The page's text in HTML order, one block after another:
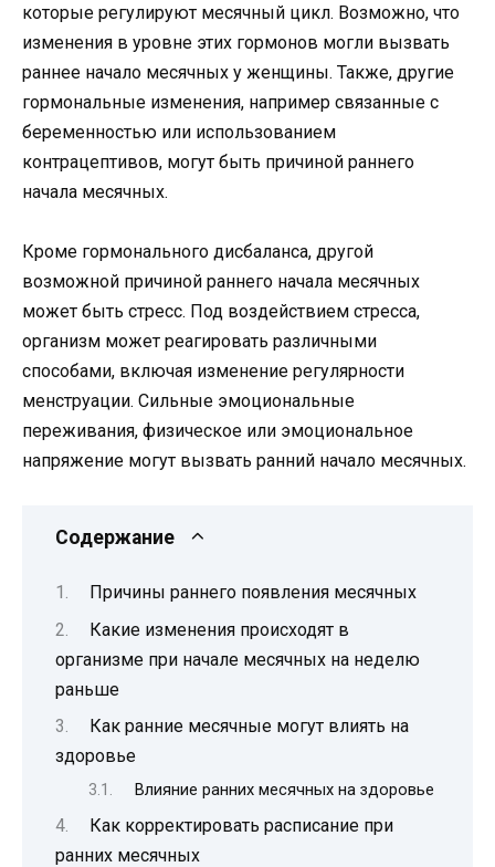
которые регулируют месячный цикл. Возможно, что
изменения в уровне этих гормонов могли вызвать
раннее начало месячных у женщины. Также, другие
гормональные изменения, например связанные с
беременностью или использованием
контрацептивов, могут быть причиной раннего
начала месячных.
Кроме гормонального дисбаланса, другой
возможной причиной раннего начала месячных
может быть стресс. Под воздействием стресса,
организм может реагировать различными
способами, включая изменение регулярности
менструации. Сильные эмоциональные
переживания, физическое или эмоциональное
напряжение могут вызвать ранний начало месячных.
Содержание
Причины раннего появления месячных
Какие изменения происходят в
организме при начале месячных на неделю
раньше
Как ранние месячные могут влиять на
здоровье
Влияние ранних месячных на здоровье
Как корректировать расписание при
ранних месячных